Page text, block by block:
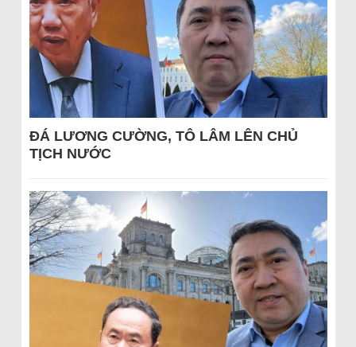
ĐÁ LƯƠNG CƯỜNG, TÔ LÂM LÊN CHỦ
TỊCH NƯỚC